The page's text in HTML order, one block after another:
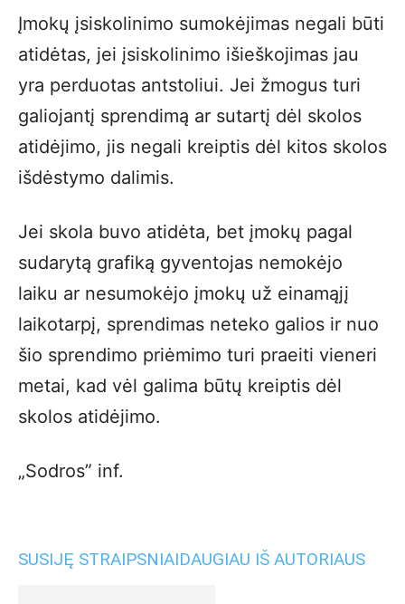
Įmokų įsiskolinimo sumokėjimas negali būti
atidėtas, jei įsiskolinimo išieškojimas jau
yra perduotas antstoliui. Jei žmogus turi
galiojantį sprendimą ar sutartį dėl skolos
atidėjimo, jis negali kreiptis dėl kitos skolos
išdėstymo dalimis.
Jei skola buvo atidėta, bet įmokų pagal
sudarytą grafiką gyventojas nemokėjo
laiku ar nesumokėjo įmokų už einamąjį
laikotarpį, sprendimas neteko galios ir nuo
šio sprendimo priėmimo turi praeiti vieneri
metai, kad vėl galima būtų kreiptis dėl
skolos atidėjimo.
„Sodros” inf.
SUSIJĘ STRAIPSNIAIDAUGIAU IŠ AUTORIAUS